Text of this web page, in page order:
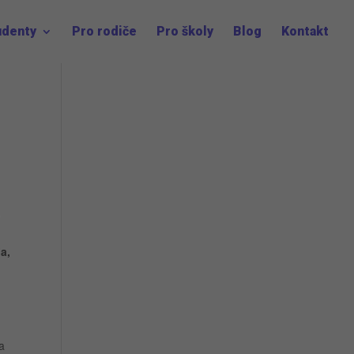
Pro rodiče Pro školy Blog Kontakt